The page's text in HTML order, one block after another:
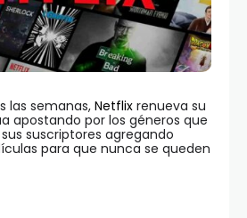
las semanas, Netflix renueva su
apostando por los géneros que
suscriptores agregando
para que nunca se queden